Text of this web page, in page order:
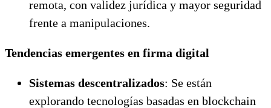
remota, con validez jurídica y mayor seguridad
frente a manipulaciones.
Tendencias emergentes en firma digital
Sistemas descentralizados: Se están
explorando tecnologías basadas en blockchain